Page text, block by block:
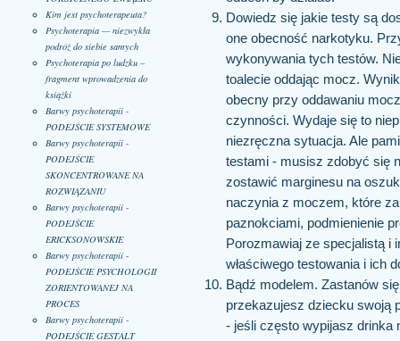
Kim jest psychoterapeuta?
Psychoterapia — niezwykła
podróż do siebie samych
Psychoterapia po ludzku –
fragment wprowadzenia do
książki
Barwy psychoterapii -
PODEJŚCIE SYSTEMOWE
Barwy psychoterapii -
PODEJŚCIE
SKONCENTROWANE NA
ROZWIĄZANIU
Barwy psychoterapii -
PODEJŚCIE
ERICKSONOWSKIE
Barwy psychoterapii -
PODEJŚCIE PSYCHOLOGII
ZORIENTOWANEJ NA
PROCES
Barwy psychoterapii -
PODEJŚCIE GESTALT
Dowiedz się jakie testy są
one obecność narkotyku.
wykonywania tych testów.
toalecie oddając mocz.
obecny przy oddawaniu
czynności. Wydaje się to
niezręczna sytuacja. Ale
testami - musisz zdobyć się
zostawić marginesu na
naczynia z moczem, które
paznokciami, podmienienie
Porozmawiaj ze specjalistą i
właściwego testowania i ich
Bądź modelem. Zastanów
przekazujesz dziecku swoją
- jeśli często wypijasz drinka